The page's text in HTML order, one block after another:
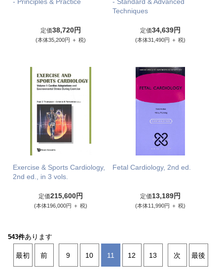
定価38,720円
(本体35,200円 ＋ 税)
Techniques
定価34,639円
(本体31,490円 ＋ 税)
Exercise & Sports Cardiology,
2nd ed., in 3 vols.
定価215,600円
(本体196,000円 ＋ 税)
Fetal Cardiology, 2nd ed.
定価13,189円
(本体11,990円 ＋ 税)
543件あります
最初 前 9 10 11 12 13 次 最後